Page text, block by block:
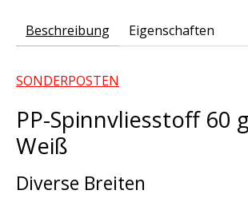
Beschreibung Eigenschaften
SONDERPOSTEN
PP-Spinnvliesstoff 60
Weiß
Diverse Breiten